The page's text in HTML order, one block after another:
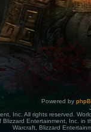
Powered by
Inc. All rights reserved.
Blizzard Entertainment, Inc. in
Warcraft, Blizzard